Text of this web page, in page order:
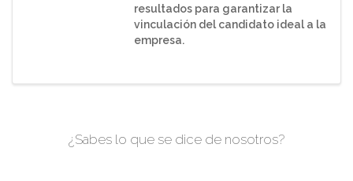
resultados para garantizar la
vinculación del candidato ideal a la
empresa.
¿Sabes lo que se dice de nosotros?